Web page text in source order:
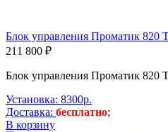
Блок управления Проматик 820
211 800 ₽
Блок управления Проматик 820
Установка: 8300р.
Доставка: бесплатно;
В корзину